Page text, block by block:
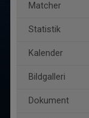
Matcher
Statistik
Kalender
Bildgalleri
Dokument